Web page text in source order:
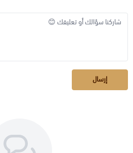
إرسال